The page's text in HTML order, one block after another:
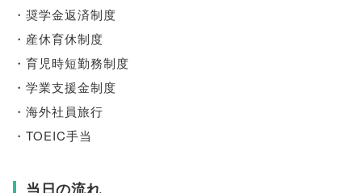
・奨学金返済制度
・産休育休制度
・育児時短勤務制度
・学業支援金制度
・海外社員旅行
・TOEIC手当